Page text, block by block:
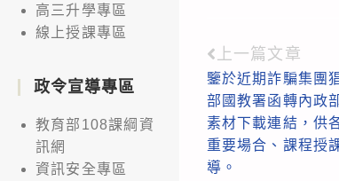
Read
more
articles
上一篇文章
鑒於近期詐騙集團
部國教署函轉內政
素材下載連結，供
重要場合、課程授
導。
高三升學專區
線上授課專區
政令宣導專區
教育部108課綱資
訊網
資訊安全專區